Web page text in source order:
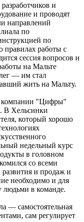
и
и проводят
направлений
по
по
правилах работы с
сессия вопросов и
на Мальте
— им стал
жить на Мальту.
компании "Цифры"
В Хельсинки
который хорошо
недельный курс
в головном
со всеми
и продаж и
необходимо и для
людьми в команде.
— самостоятельная
сам регулирует